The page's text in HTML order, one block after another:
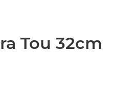
Tou 32cm